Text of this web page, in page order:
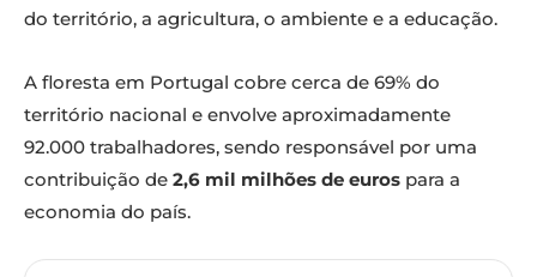
do território, a agricultura, o ambiente e a educação.
A floresta em Portugal cobre cerca de 69% do
território nacional e envolve aproximadamente
92.000 trabalhadores, sendo responsável por uma
contribuição de 2,6 mil milhões de euros para a
economia do país.